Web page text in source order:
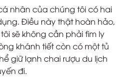
nhân của chúng tôi có hai
Điều này thật hoàn hảo,
sẽ không cần phải tìm ly
khánh tiết còn có một tủ
giữ lạnh chai rượu du lịch
đi.